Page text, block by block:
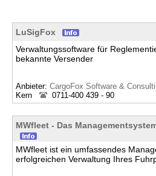
LuSigFox
Verwaltungssoftware für
bekannte Versender
Anbieter: CargoFox Software &
Kern
0711-400 439 - 90
MWfleet - Das
MWfleet ist ein umfassendes
erfolgreichen Verwaltung Ihres